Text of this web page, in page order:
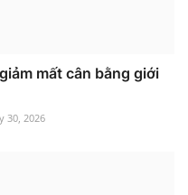
mất cân bằng giới
30, 2026